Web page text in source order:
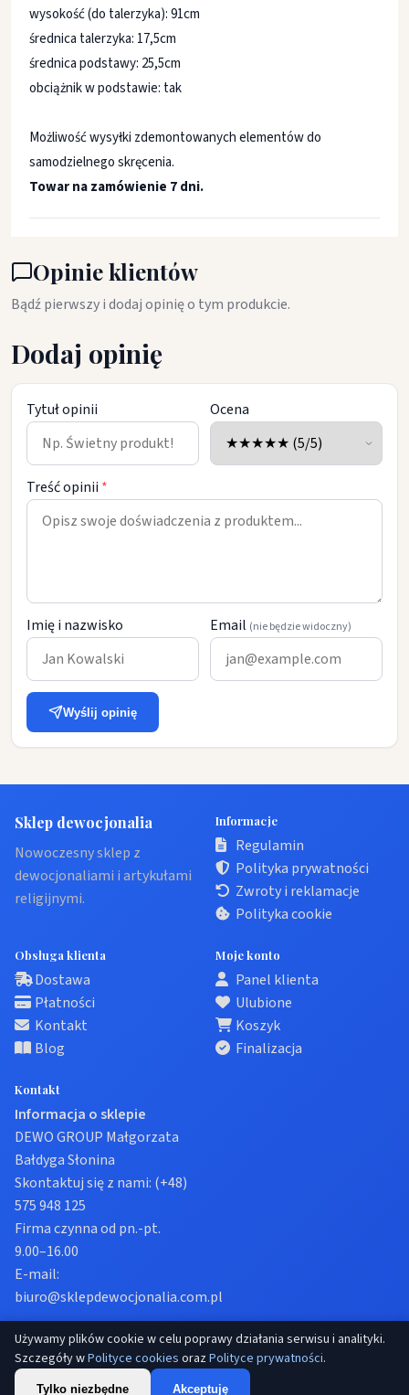
wysokość (do talerzyka): 91cm
średnica talerzyka: 17,5cm
średnica podstawy: 25,5cm
obciążnik w podstawie: tak
Możliwość wysyłki zdemontowanych elementów do
samodzielnego skręcenia.
Towar na zamówienie 7 dni.
Opinie klientów
Bądź pierwszy i dodaj opinię o tym produkcie.
Dodaj opinię
Tytuł opinii Ocena
Treść opinii *
Imię i nazwisko Email (nie będzie widoczny)
Wyślij opinię
Sklep dewocjonalia
Nowoczesny sklep z
dewocjonaliami i artykułami
religijnymi.
Informacje
Regulamin
Polityka prywatności
Zwroty i reklamacje
Polityka cookie
Obsługa klienta
Dostawa
Płatności
Kontakt
Blog
Moje konto
Panel klienta
Ulubione
Koszyk
Finalizacja
Kontakt
Informacja o sklepie
DEWO GROUP Małgorzata
Bałdyga Słonina
Skontaktuj się z nami: (+48)
575 948 125
Firma czynna od pn.-pt.
9.00–16.00
E-mail:
biuro@sklepdewocjonalia.com.pl
© 2026 Sklep dewocjonalia. Wszelkie prawa zastrzeżone.
Prywatność
Regulamin Ustawienia cookies
Używamy plików cookie w celu poprawy działania serwisu i analityki.
Szczegóły wPolityce cookies orazPolityce prywatności.
Tylko niezbędne Akceptuję